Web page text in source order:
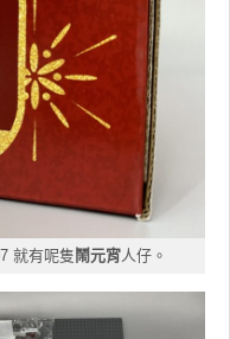
就有呢隻 鬧元宵人仔。